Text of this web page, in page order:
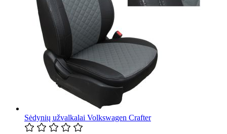
Sėdynių užvalkalai Volkswagen Crafter